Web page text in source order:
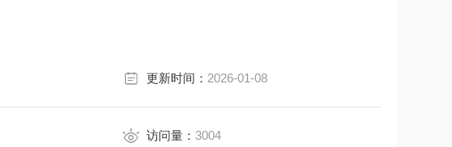
更新时间： 2026-01-08
访问量： 3004